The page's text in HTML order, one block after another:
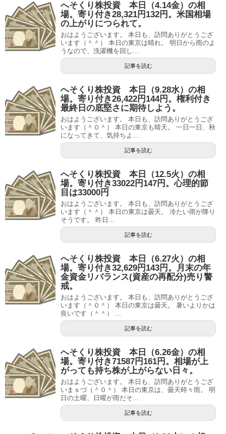
へそくり株投資 本日（4.14金）の相
場。寄り付き28,321円132円。米国相場
の上がりにつられて。
おはようございます。 本日も、訪問ありがとうござ
います（＾＾） 本日の東京は晴れ。 明日から雨のよ
うなので、洗濯機を回し...
記事を読む
へそくり株投資 本日（9.28水）の相
場。寄り付き26,422円144円。権利付き
最終日の底堅さに期待しよう。
おはようございます。 本日も、訪問ありがとうござ
います（＾０＾） 本日の東京も晴天。 一日一日、秋
になってきて、気持ちよ...
記事を読む
へそくり株投資 本日（12.5火）の相
場。寄り付き33022円147円。心理的節
目は33000円
おはようございます。 本日も、訪問ありがとうござ
います（＾＾） 本日の東京は曇天。 冷たい雨が降り
そうです。 昨日...
記事を読む
へそくり株投資 本日（6.27火）の相
場。寄り付き32,629円143円。月末の年
金資金リバランス(資産の再配分)売り警
戒。
おはようございます。 本日も、訪問ありがとうござ
います（＾０＾） 本日の東京は曇天。 暑いよりかは
良いです（＾＾） ...
記事を読む
へそくり株投資 本日（6.26金）の相
場。寄り付き71587円161円。相場が上
がっても持ち株が上がらない日々。
おはようございます。 本日も、訪問ありがとうござ
いまｓづ（＾０＾） 本日の東京は、曇天時々雨。 明
日の土曜、日曜が雨だそ...
記事を読む